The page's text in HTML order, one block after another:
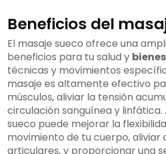
Beneficios del
El masaje sueco ofrece una
beneficios para tu salud y
técnicas y movimientos
masaje es altamente efectivo
músculos, aliviar la tensión
circulación sanguínea y linfática.
sueco puede mejorar la
movimiento de tu cuerpo, aliviar
articulares, y proporcionar una